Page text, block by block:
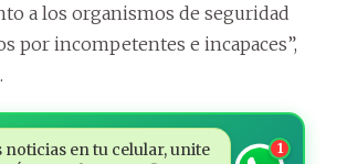
a los organismos de seguridad
por incompetentes e incapaces”,
noticias en tu celular, unite
1